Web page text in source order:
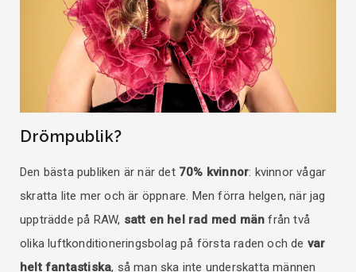
Drömpublik?
Den bästa publiken är när det 70% kvinnor: kvinnor vågar
skratta lite mer och är öppnare. Men förra helgen, när jag
uppträdde på RAW, satt en hel rad med män från två
olika luftkonditioneringsbolag på första raden och de var
helt fantastiska, så man ska inte underskatta männen